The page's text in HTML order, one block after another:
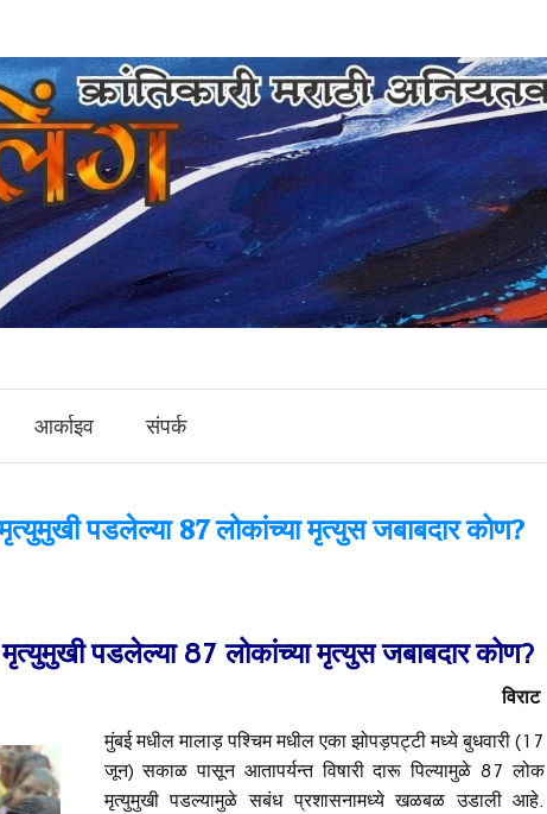
आर्काइव संपर्क
मृत्युमुखी पडलेल्या 87 लोकांच्या मृत्युस जबाबदार कोण?
मृत्युमुखी पडलेल्या 87 लोकांच्या मृत्युस जबाबदार कोण?
विराट
मुंबई मधील मालाड़ पश्चिम मधील एका झोपड़पट्टी मध्ये बुधवारी (17
जून) सकाळ पासून आतापर्यन्त विषारी दारू पिल्यामुळे 87 लोक
मृत्युमुखी पडल्यामुळे सबंध प्रशासनामध्ये खळबळ उडाली आहे.